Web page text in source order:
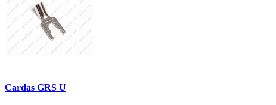
Cardas GRS U